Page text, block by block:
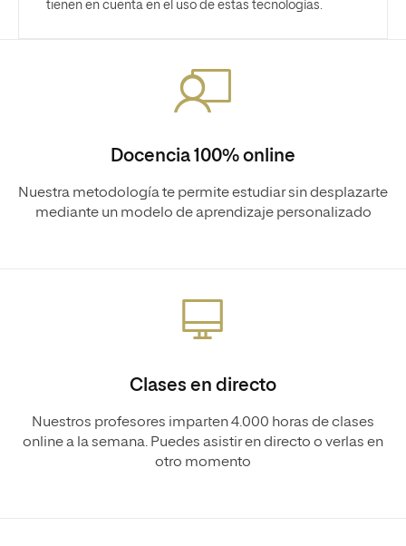
tienen en cuenta en el uso de estas tecnologías.
Docencia 100% online
Nuestra metodología te permite estudiar sin desplazarte
mediante un modelo de aprendizaje personalizado
Clases en directo
Nuestros profesores imparten 4.000 horas de clases
online a la semana. Puedes asistir en directo o verlas en
otro momento